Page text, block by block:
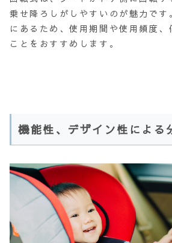
乗せ降ろしがしやすいのが魅力です
にあるため、使用期間や使用頻度
ことをおすすめします。
機能性、デザイン性による